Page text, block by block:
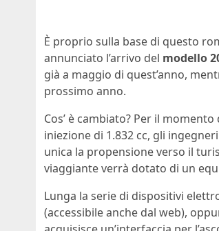
È proprio sulla base di questo
annunciato l’arrivo del modello
già a maggio di quest’anno,
prossimo anno.
Cos’ è cambiato? Per il
iniezione di 1.832 cc, gli
unica la propensione verso il
viaggiante verrà dotato di un
Lunga la serie di dispositivi
(accessibile anche dal web),